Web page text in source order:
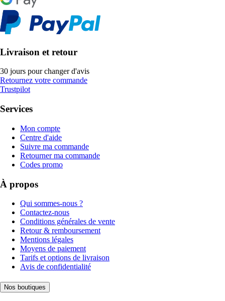
Livraison et retour
30 jours pour changer d'avis
Retournez votre commande
Trustpilot
Services
Mon compte
Centre d'aide
Suivre ma commande
Retourner ma commande
Codes promo
À propos
Qui sommes-nous ?
Contactez-nous
Conditions générales de vente
Retour & remboursement
Mentions légales
Moyens de paiement
Tarifs et options de livraison
Avis de confidentialité
Nos boutiques